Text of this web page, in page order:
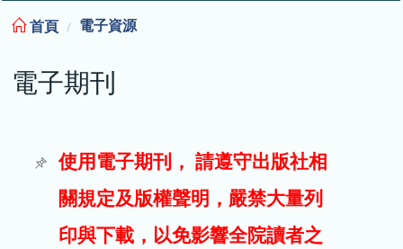
電子期刊
試用
首頁 電子資源
電子期刊
使用電子期刊， 請遵守出版社相
關規定及版權聲明，嚴禁大量列
印與下載，以免影響全院讀者之